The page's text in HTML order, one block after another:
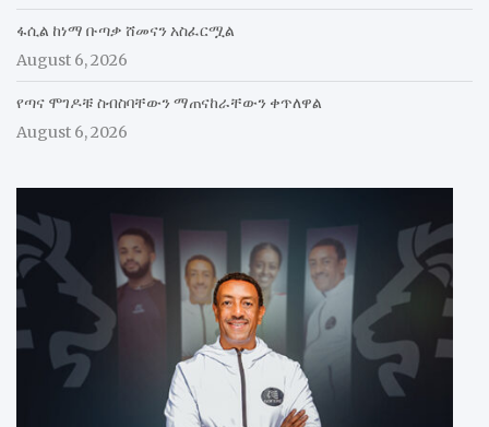
ፋሲል ከነማ ቡጣቃ ሸመናን አስፈርሟል
August 6, 2026
የጣና ሞገዶቹ ስብስባቸውን ማጠናከራቸውን ቀጥለዋል
August 6, 2026